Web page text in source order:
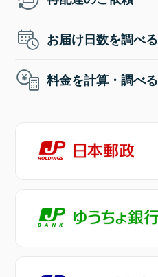
お届け日数を調べる
料金を計算・調べる